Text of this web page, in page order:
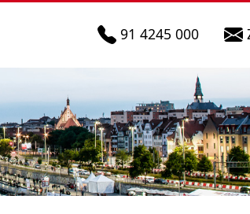
telefon do infolinii:
91 4245 000